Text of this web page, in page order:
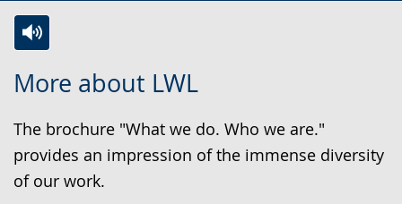
More about LWL
The brochure "What we do. Who we are."
provides an impression of the immense diversity
of our work.
Leichten
wechseln.
Audio-
Video
Deutscher
Gebärdensprache
wird